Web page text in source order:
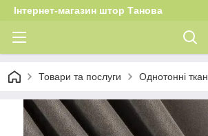
Інтернет-магазин штор Танова
Товари та послуги Однотонні